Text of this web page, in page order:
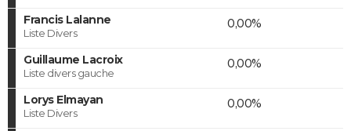
Francis Lalanne
Liste Divers
0,00%
Guillaume Lacroix
Liste divers gauche
0,00%
Lorys Elmayan
Liste Divers
0,00%